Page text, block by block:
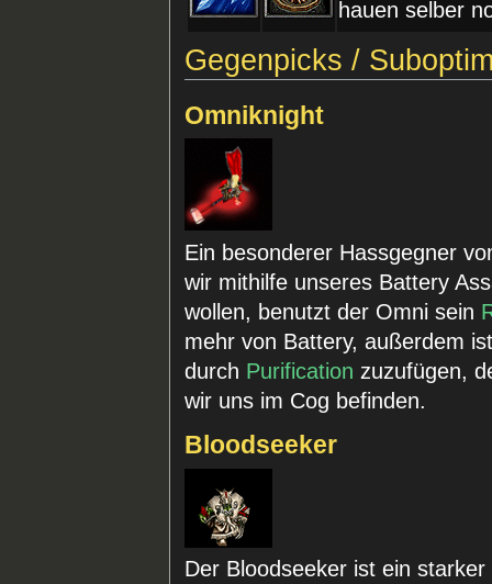
hauen selber
Gegenpicks /
Omniknight
Ein besonderer Hassgegner
wir mithilfe unseres Battery
wollen, benutzt der Omni sein
mehr von Battery, außerdem
durch Purification zuzufügen,
wir uns im Cog befinden.
Bloodseeker
Der Bloodseeker ist ein